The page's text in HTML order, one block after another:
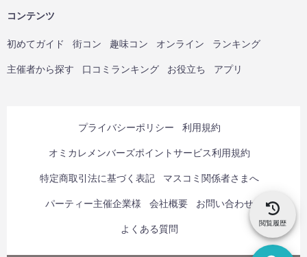
閲覧履歴
コンテンツ
初めてガイド 街コン 趣味コン オンライン ランキング
主催者から探す 口コミランキング お役立ち アプリ
プライバシーポリシー 利用規約
オミカレメンバーズポイントサービス利用規約
特定商取引法に基づく表記 マスコミ関係者さまへ
パーティー主催企業様 会社概要 お問い合わせ
よくある質問